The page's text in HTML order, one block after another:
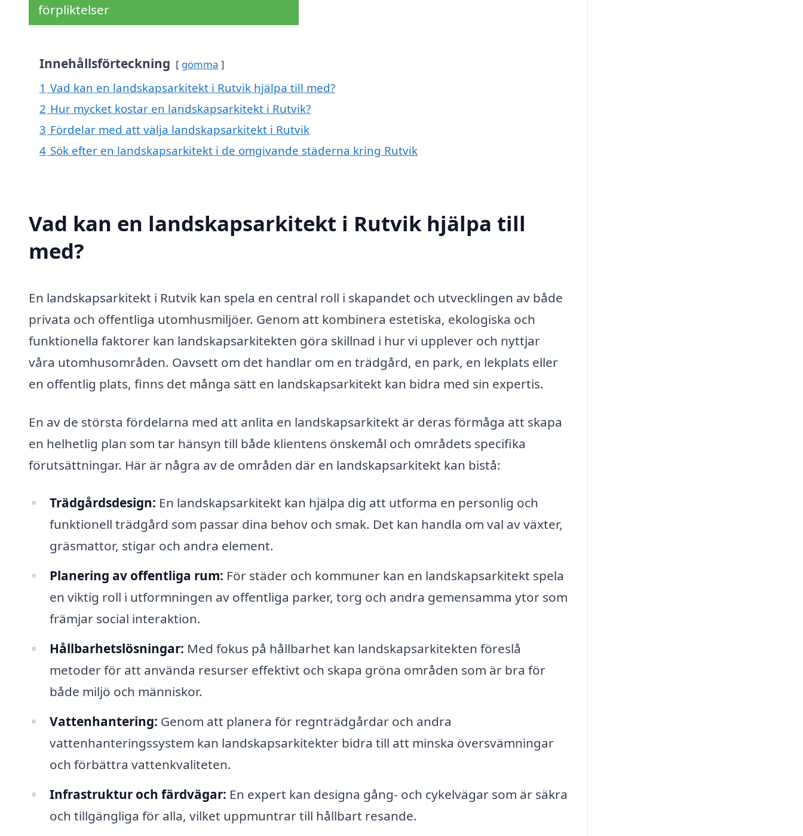
förpliktelser
Innehållsförteckning gömma
1 Vad kan en landskapsarkitekt i Rutvik hjälpa till med?
2 Hur mycket kostar en landskapsarkitekt i Rutvik?
3 Fördelar med att välja landskapsarkitekt i Rutvik
4 Sök efter en landskapsarkitekt i de omgivande städerna kring Rutvik
Vad kan en landskapsarkitekt i Rutvik hjälpa till
med?
En landskapsarkitekt i Rutvik kan spela en central roll i skapandet och utvecklingen av både
privata och offentliga utomhusmiljöer. Genom att kombinera estetiska, ekologiska och
funktionella faktorer kan landskapsarkitekten göra skillnad i hur vi upplever och nyttjar
våra utomhusområden. Oavsett om det handlar om en trädgård, en park, en lekplats eller
en offentlig plats, finns det många sätt en landskapsarkitekt kan bidra med sin expertis.
En av de största fördelarna med att anlita en landskapsarkitekt är deras förmåga att skapa
en helhetlig plan som tar hänsyn till både klientens önskemål och områdets specifika
förutsättningar. Här är några av de områden där en landskapsarkitekt kan bistå:
Trädgårdsdesign: En landskapsarkitekt kan hjälpa dig att utforma en personlig och
funktionell trädgård som passar dina behov och smak. Det kan handla om val av växter,
gräsmattor, stigar och andra element.
Planering av offentliga rum: För städer och kommuner kan en landskapsarkitekt spela
en viktig roll i utformningen av offentliga parker, torg och andra gemensamma ytor som
främjar social interaktion.
Hållbarhetslösningar: Med fokus på hållbarhet kan landskapsarkitekten föreslå
metoder för att använda resurser effektivt och skapa gröna områden som är bra för
både miljö och människor.
Vattenhantering: Genom att planera för regnträdgårdar och andra
vattenhanteringssystem kan landskapsarkitekter bidra till att minska översvämningar
och förbättra vattenkvaliteten.
Infrastruktur och färdvägar: En expert kan designa gång- och cykelvägar som är säkra
och tillgängliga för alla, vilket uppmuntrar till hållbart resande.